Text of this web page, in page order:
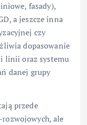
fasady),
a jeszcze inna
czy
dopasowanie
linii oraz systemu
danej grupy
przede
ale